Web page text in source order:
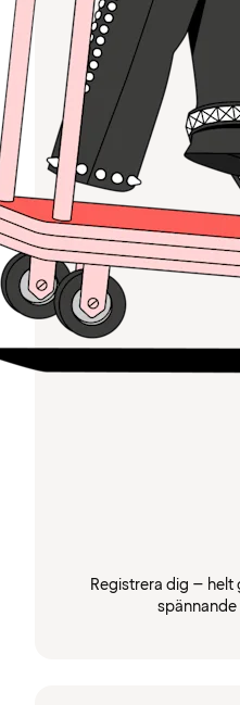
Registrera dig – helt